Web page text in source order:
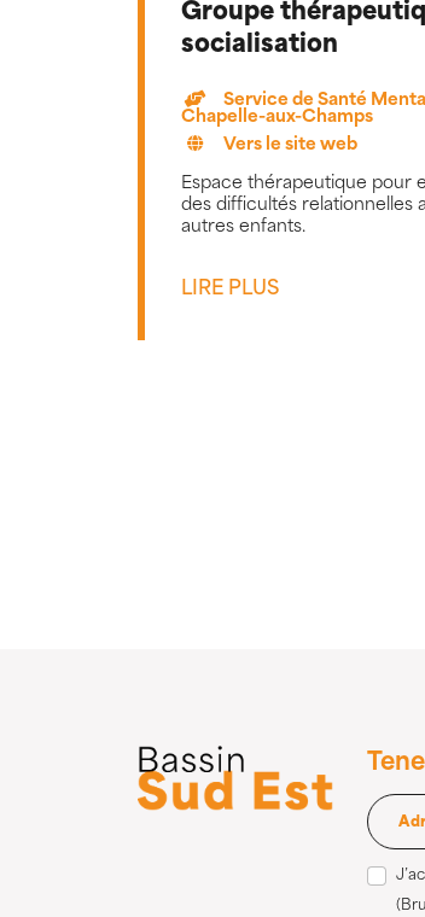
Groupe
socialisation
Service de Santé
Chapelle-aux-Champs
Vers le site web
Espace thérapeutique pour
des difficultés relationnelles
autres enfants.
LIRE PLUS